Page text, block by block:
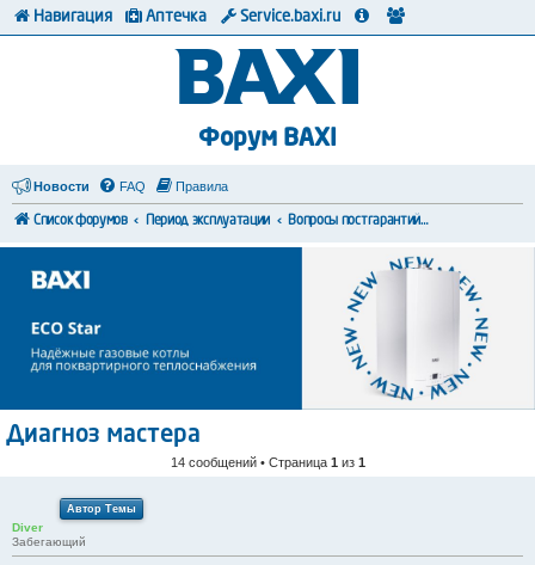
Форум BAXI
Новости FAQ Правила
Список форумов Период эксплуатации Вопросы постгарантийного обслуживания
Диагноз мастера
14 сообщений • Страница 1 из 1
Автор Темы
Diver
Забегающий
Навигация Аптечка Service.baxi.ru